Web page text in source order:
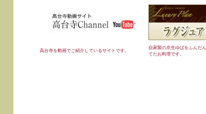
高台寺を動画でご紹介しているサイトです。
自家製の京生ゆばをふんだ
てたお料理です。